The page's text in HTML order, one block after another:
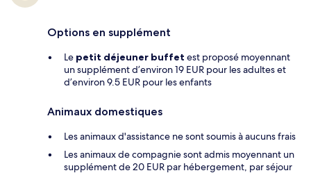
Options en supplément
Le petit déjeuner buffet est proposé moyennant
un supplément d’environ 19 EUR pour les adultes et
d’environ 9.5 EUR pour les enfants
Animaux domestiques
Les animaux d'assistance ne sont soumis à aucuns frais
Les animaux de compagnie sont admis moyennant un
supplément de 20 EUR par hébergement, par séjour